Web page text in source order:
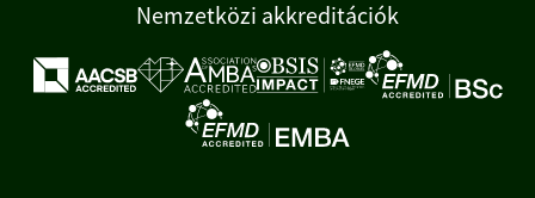
Nemzetközi akkreditációk